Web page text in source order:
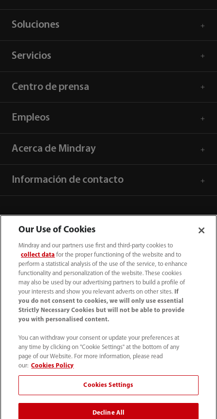
Soluciones
Servicios
Centro de prensa
Empleos
Acerca de Mindray
Información de contacto
52 55 5661 9450
Condiciones de uso｜ Mapa del sitio ｜ Aviso cookies
Aviso de privacidad
Contáctenos
Mindray Headquarters, Mindray Building, Keji 12th Road
South, High-tech Industrial Park, Nanshan, Shenzhen
Our Use of Cookies
Mindray and our partners use first and third-party cookies to
collect data for the proper functioning of the website and to
perform a statistical analysis of the use of the service, to enhance
functionality and personalization of the website. These cookies
may also be used by our advertising partners to build a profile of
your interests and show you relevant adverts on other sites.
If
you do not consent to cookies, we will only use essential
Strictly Necessary Cookies but will not be able to provide
you with personalised content.
You can withdraw your consent or update your preferences at
any time by clicking on "Cookie Settings" at the bottom of any
page of our Website. For more information, please read
our: Cookies Policy
Cookies Settings
Decline All